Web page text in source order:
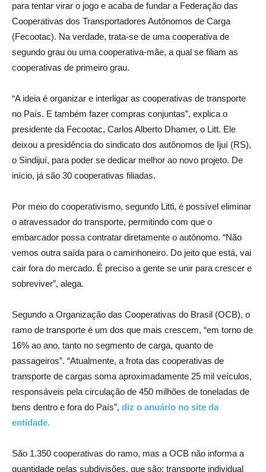
para tentar virar o jogo e acaba de fundar a Federação das
Cooperativas dos Transportadores Autônomos de Carga
(Fecootac). Na verdade, trata-se de uma cooperativa de
segundo grau ou uma cooperativa-mãe, a qual se filiam as
cooperativas de primeiro grau.
“A ideia é organizar e interligar as cooperativas de transporte
no País. E também fazer compras conjuntas”, explica o
presidente da Fecootac, Carlos Alberto Dhamer, o Litt. Ele
deixou a presidência do sindicato dos autônomos de Ijuí (RS),
o Sindijuí, para poder se dedicar melhor ao novo projeto. De
início, já são 30 cooperativas filiadas.
Por meio do cooperativismo, segundo Litti, é possível eliminar
o atravessador do transporte, permitindo com que o
embarcador possa contratar diretamente o autônomo. “Não
vemos outra saída para o caminhoneiro. Do jeito que está, vai
cair fora do mercado. É preciso a gente se unir para crescer e
sobreviver”, alega.
Segundo a Organização das Cooperativas do Brasil (OCB), o
ramo de transporte é um dos que mais crescem, “em torno de
16% ao ano, tanto no segmento de carga, quanto de
passageiros”. “Atualmente, a frota das cooperativas de
transporte de cargas soma aproximadamente 25 mil veículos,
responsáveis pela circulação de 450 milhões de toneladas de
bens dentro e fora do País”, diz o anuário no site da
entidade.
São 1.350 cooperativas do ramo, mas a OCB não informa a
quantidade pelas subdivisões, que são: transporte individual